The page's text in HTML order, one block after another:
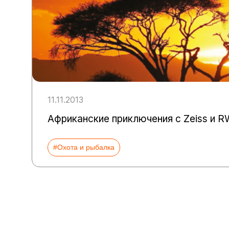
11.11.2013
Африканские приключения c Zeiss и
#Охота и рыбалка